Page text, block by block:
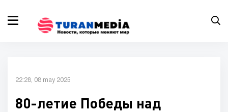
22:28, 08 may 2025
80-летие Победы над